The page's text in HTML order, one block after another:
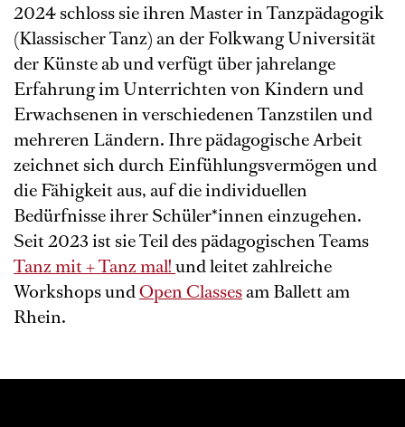
2024 schloss sie ihren Master in Tanzpädagogik
(Klassischer Tanz) an der Folkwang Universität
der Künste ab und verfügt über jahrelange
Erfahrung im Unterrichten von Kindern und
Erwachsenen in verschiedenen Tanzstilen und
mehreren Ländern. Ihre pädagogische Arbeit
zeichnet sich durch Einfühlungsvermögen und
die Fähigkeit aus, auf die individuellen
Bedürfnisse ihrer Schüler*innen einzugehen.
Seit 2023 ist sie Teil des pädagogischen Teams
Tanz mit + Tanz mal!und leitet zahlreiche
Workshops undOpen Classesam Ballett am
Rhein.